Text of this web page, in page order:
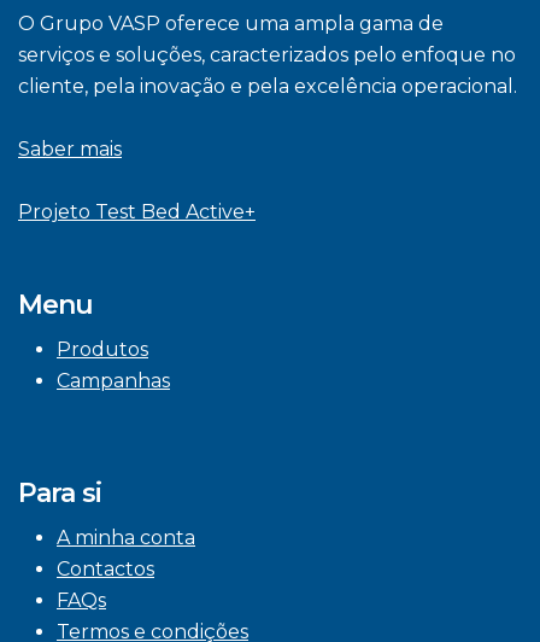
O Grupo VASP oferece uma ampla gama de
serviços e soluções, caracterizados pelo enfoque no
cliente, pela inovação e pela excelência operacional.
Saber mais
Projeto Test Bed Active+
Menu
Produtos
Campanhas
Para si
A minha conta
Contactos
FAQs
Termos e condições